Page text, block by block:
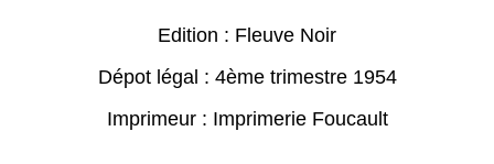
Edition : Fleuve Noir
Dépot légal : 4ème trimestre 1954
Imprimeur : Imprimerie Foucault